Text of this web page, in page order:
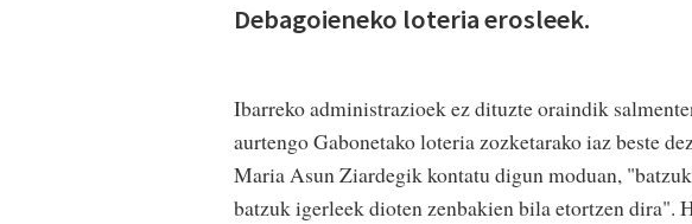
Debagoieneko loteria erosleek.
Ibarreko administrazioek ez dituzte oraindik
aurtengo Gabonetako loteria zozketarako iaz beste
Maria Asun Ziardegik kontatu digun moduan,
batzuk igerleek dioten zenbakien bila etortzen dira".